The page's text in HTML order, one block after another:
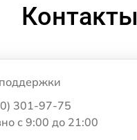
Контакты
301-97-75
с 9:00 до 21:00